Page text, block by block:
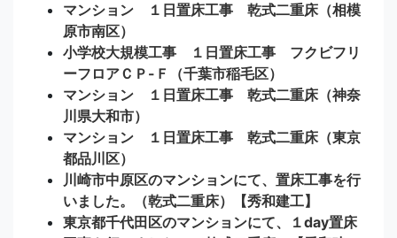
マンション １日置床工事 乾式二重床（相模
原市南区）
小学校大規模工事 １日置床工事 フクビフリ
ーフロアＣＰ-Ｆ（千葉市稲毛区）
マンション １日置床工事 乾式二重床（神奈
川県大和市）
マンション １日置床工事 乾式二重床（東京
都品川区）
川崎市中原区のマンションにて、置床工事を行
いました。（乾式二重床）【秀和建工】
東京都千代田区のマンションにて、１day置床